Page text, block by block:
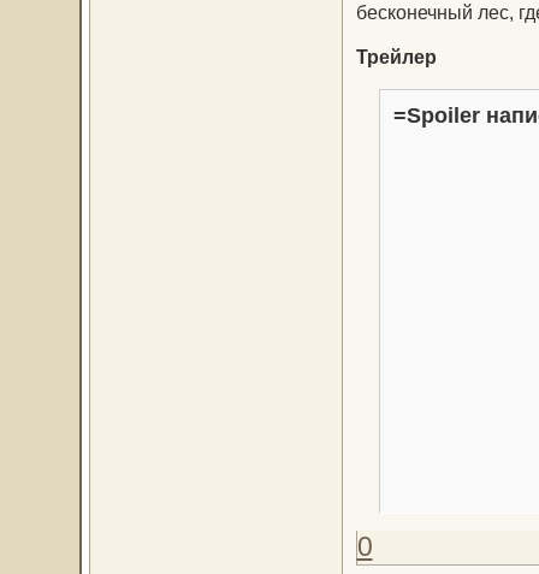
бесконечный лес,
Трейлер
=Spoiler
0